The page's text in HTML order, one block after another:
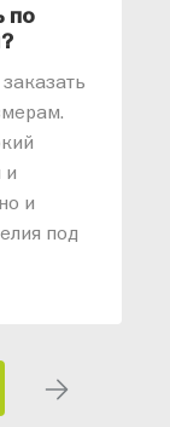
по
и
и
под